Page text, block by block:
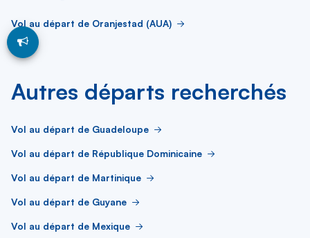
Vol au départ de Oranjestad (AUA)
Autres départs recherchés
Vol au départ de Guadeloupe
Vol au départ de République Dominicaine
Vol au départ de Martinique
Vol au départ de Guyane
Vol au départ de Mexique